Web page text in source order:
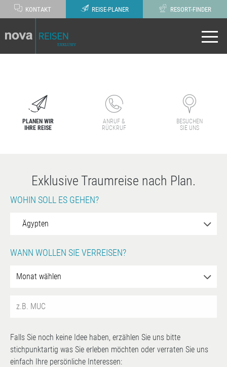
KONTAKT REISE-PLANER RESORT-FINDER
PLANEN WIR
IHRE REISE
ANRUF &
RÜCKRUF
BESUCHEN
SIE UNS
Exklusive Traumreise nach Plan.
WOHIN SOLL ES GEHEN?
WANN WOLLEN SIE VERREISEN?
Falls Sie noch keine Idee haben, erzählen Sie uns bitte
stichpunktartig was Sie erleben möchten oder verraten Sie uns
einfach Ihre persönliche Interessen: